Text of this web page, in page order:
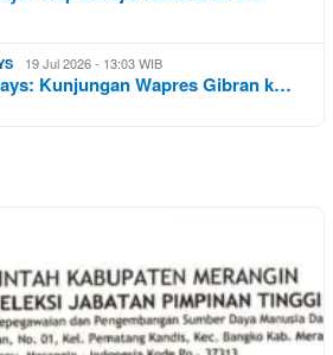
19 Jul 2026 - 13:03 WIB
Kunjungan Wapres Gibran k…